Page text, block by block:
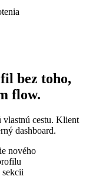
bez toho,
flow.
vlastnú cestu. Klient
dashboard.
nového
sekcii